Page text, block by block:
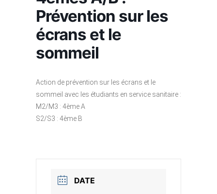
Prévention sur les
écrans et le
sommeil
Action de prévention sur les écrans et le
sommeil avec les étudiants en service sanitaire :
M2/M3 : 4ème A
S2/S3 : 4ème B
DATE